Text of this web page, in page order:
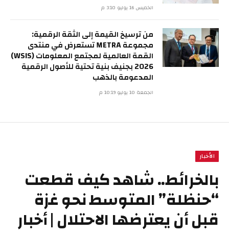
الخميس 16 يوليو 3:10 م
من ترسيخ القيمة إلى الثقة الرقمية:
مجموعة METRA تستعرض في منتدى
القمة العالمية لمجتمع المعلومات (WSIS)
2026 بجنيف بنية تحتية للأصول الرقمية
المدعومة بالذهب
الجمعة 10 يوليو 10:19 م
الأخبار
بالخرائط.. شاهد كيف قطعت
“حنظلة” المتوسط نحو غزة
قبل أن يعترضها الاحتلال | أخبار